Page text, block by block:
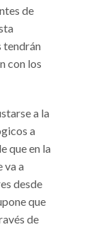
de
tendrán
con los
a la
a
que en la
va a
desde
que
de